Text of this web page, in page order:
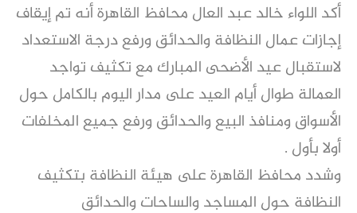
أكد اللواء خالد عبد العال محافظ القاهرة أنه تم إيقاف
إجازات عمال النظافة والحدائق ورفع درجة الاستعداد
لاستقبال عيد الأضحى المبارك مع تكثيف تواجد
العمالة طوال أيام العيد على مدار اليوم بالكامل حول
الأسواق ومنافذ البيع والحدائق ورفع جميع المخلفات
أولا بأول .
وشدد محافظ القاهرة على هيئة النظافة بتكثيف
النظافة حول المساجد والساحات والحدائق